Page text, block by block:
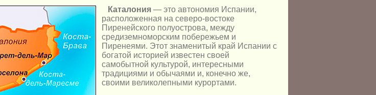
Каталония — это автономия Испании,
расположенная на северо-востоке
Пиренейского полуострова, между
средиземноморским побережьем и
Пиренеями. Этот знаменитый край Испании с
богатой историей известен своей
самобытной культурой, интересными
традициями и обычаями и, конечно же,
своими великолепными курортами.